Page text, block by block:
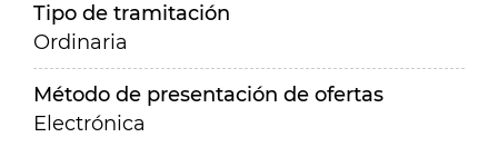
Tipo de tramitación
Ordinaria
Método de presentación de ofertas
Electrónica